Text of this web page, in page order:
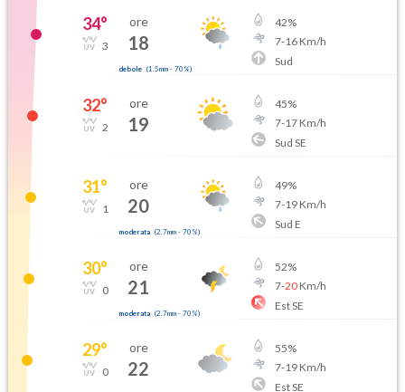
34°
3
ore
18
debole (1.5mm- 70 %)
42%
7-16Km/h
Sud
32°
2
ore
19
45%
7-17Km/h
Sud SE
31°
1
ore
20
moderata (2.7mm- 70 %)
49%
7-19Km/h
Sud E
30°
0
ore
21
moderata (2.7mm- 70 %)
52%
7-20Km/h
Est SE
29°
0
ore
22
55%
7-19Km/h
Est SE